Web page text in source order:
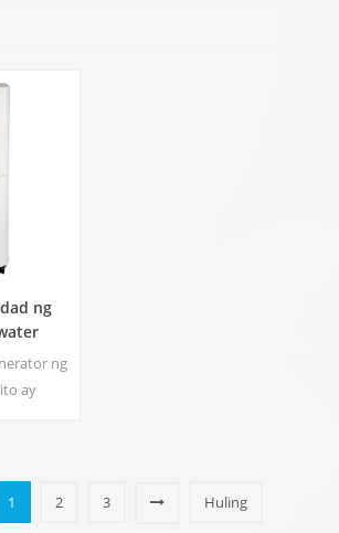
ng
air HR-
ng
ay
malamig
ng tubig.
1 2 3 Huling